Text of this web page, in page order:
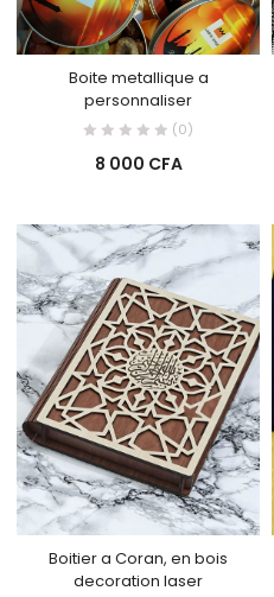
Boite metallique a
personnaliser
(0)
8 000 CFA
Boitier a Coran, en bois
decoration laser